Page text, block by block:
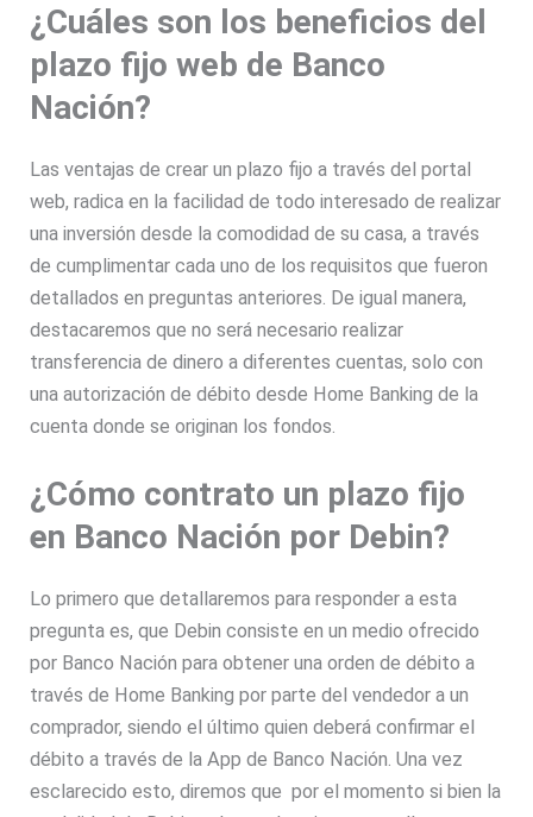
¿Cuáles son los beneficios del
plazo fijo web de Banco
Nación?
Las ventajas de crear un plazo fijo a través del portal
web, radica en la facilidad de todo interesado de realizar
una inversión desde la comodidad de su casa, a través
de cumplimentar cada uno de los requisitos que fueron
detallados en preguntas anteriores. De igual manera,
destacaremos que no será necesario realizar
transferencia de dinero a diferentes cuentas, solo con
una autorización de débito desde Home Banking de la
cuenta donde se originan los fondos.
¿Cómo contrato un plazo fijo
en Banco Nación por Debin?
Lo primero que detallaremos para responder a esta
pregunta es, que Debin consiste en un medio ofrecido
por Banco Nación para obtener una orden de débito a
través de Home Banking por parte del vendedor a un
comprador, siendo el último quien deberá confirmar el
débito a través de la App de Banco Nación. Una vez
esclarecido esto, diremos que por el momento si bien la